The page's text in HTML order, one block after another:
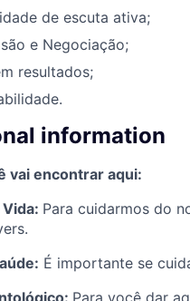
de escuta ativa;
e Negociação;
resultados;
information
vai encontrar aqui:
Para cuidarmos do
É importante se